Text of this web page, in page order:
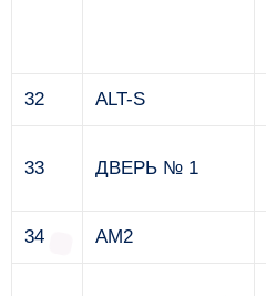
32 ALT-S
33 ДВЕРЬ № 1
34 AM2